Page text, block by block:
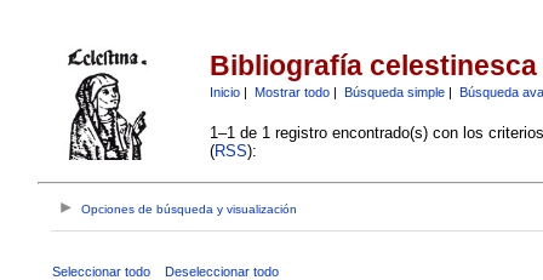
Bibliografía celestinesca
Inicio| Mostrar todo| Búsqueda simple| Búsqueda
1–1 de 1 registro encontrado(s) con los
(RSS):
Opciones de búsqueda y visualización
Seleccionar todo Deseleccionar todo